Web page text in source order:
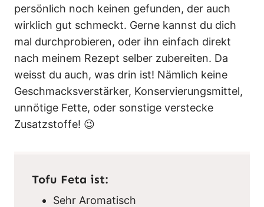
persönlich noch keinen gefunden, der auch
wirklich gut schmeckt. Gerne kannst du dich
mal durchprobieren, oder ihn einfach direkt
nach meinem Rezept selber zubereiten. Da
weisst du auch, was drin ist! Nämlich keine
Geschmacksverstärker, Konservierungsmittel,
unnötige Fette, oder sonstige verstecke
Zusatzstoffe! 😉
Tofu Feta ist:
Sehr Aromatisch